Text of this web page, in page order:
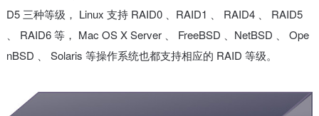
D5 三种等级， Linux 支持 RAID0 、RAID1 、 RAID4 、 RAID5
、 RAID6 等， Mac OS X Server 、 FreeBSD 、NetBSD 、 Ope
nBSD 、 Solaris 等操作系统也都支持相应的 RAID 等级。